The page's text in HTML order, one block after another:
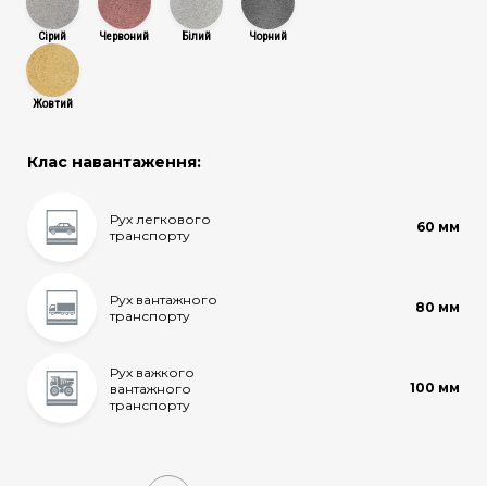
Сірий Червоний Білий Чорний
Жовтий
Клас навантаження:
Рух легкового
транспорту
60 мм
Рух вантажного
транспорту
80 мм
Рух важкого
вантажного
транспорту
100 мм